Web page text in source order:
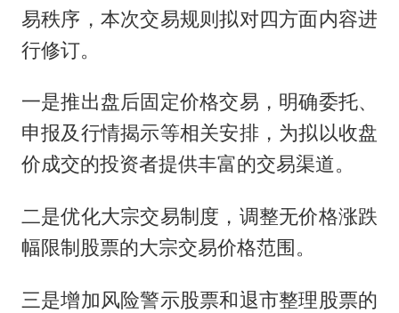
易秩序，本次交易规则拟对四方面内容进
行修订。
一是推出盘后固定价格交易，明确委托、
申报及行情揭示等相关安排，为拟以收盘
价成交的投资者提供丰富的交易渠道。
二是优化大宗交易制度，调整无价格涨跌
幅限制股票的大宗交易价格范围。
三是增加风险警示股票和退市整理股票的